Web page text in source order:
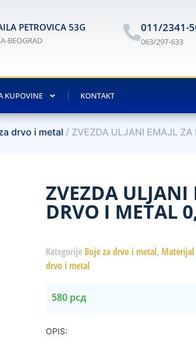
PETROVICA 53G
BEOGRAD
011/2341-
063/297-633
KUPOVINE KONTAKT
drvo i metal / ZVEZDA ULJANI EMAJL ZA
ZVEZDA ULJANI
DRVO I METAL
Kategorije Boje za drvo i metal,
drvo i metal
580 рсд
OPIS: